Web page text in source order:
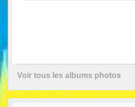
Voir tous les albums photos